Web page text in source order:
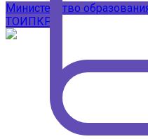
Министерство
ТОИПКРО